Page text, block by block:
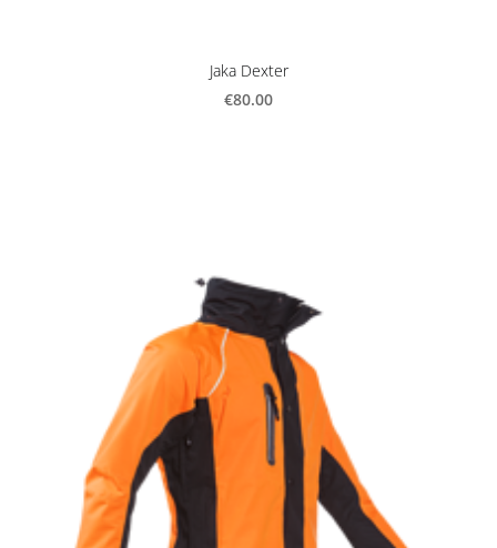
Jaka Dexter
€80.00